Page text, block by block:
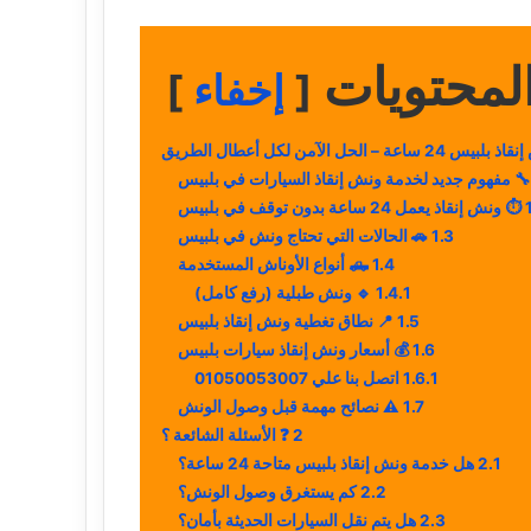
المحتويات إخفاء
– الحل الآمن لكل أعطال الطريق
🔧 مفهوم جديد لخدمة ونش إنقاذ السيارات في بلبيس
⏱️ ونش إنقاذ يعمل 24 ساعة بدون توقف في بلبيس
1.3🚗 الحالات التي تحتاج ونش في بلبيس
1.4🛻 أنواع الأوناش المستخدمة
1.4.1 🔹 ونش طبلية (رفع كامل)
1.5 📍 نطاق تغطية ونش إنقاذ بلبيس
1.6💰 أسعار ونش إنقاذ سيارات بلبيس
1.6.1 اتصل بنا علي 01050053007
1.7 ⚠️ نصائح مهمة قبل وصول الونش
2❓ الأسئلة الشائعة ؟
2.1هل خدمة ونش إنقاذ بلبيس متاحة 24 ساعة؟
2.2كم يستغرق وصول الونش؟
2.3هل يتم نقل السيارات الحديثة بأمان؟